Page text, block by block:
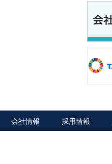
会社情報 採用情報